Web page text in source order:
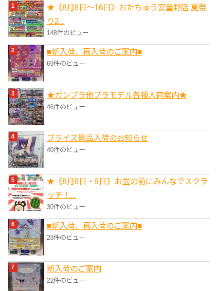
ー
★《8月8日～16日》おたちゅう安曇野店 夏祭
り2...
148件のビュー
■新入荷、再入荷のご案内■
69件のビュー
★ガンプラ他プラモデル各種入荷案内★
46件のビュー
プライズ景品入荷のお知らせ
40件のビュー
★《8月8日・9日》お盆の前にみんなでスクラ
ッチ！...
30件のビュー
■新入荷、再入荷のご案内■
28件のビュー
新入荷のご案内
22件のビュー